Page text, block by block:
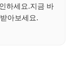
하세요.지금 바
아보세요.